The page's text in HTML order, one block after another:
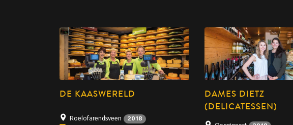
DE KAASWERELD
Roelofarendsveen 2018
DAMES DIETZ
(DELICATESSEN)